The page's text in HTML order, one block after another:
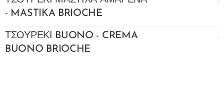
- MASTIKA BRIOCHE
ΤΣΟΥΡΕΚΙ BUONO - CREMA
BUONO BRIOCHE
.